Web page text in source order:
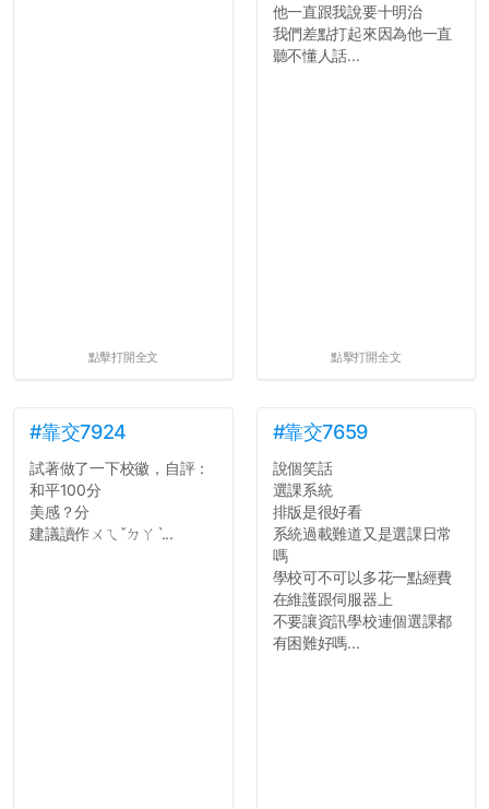
點擊打開全文
他一直跟我說要十明治
我們差點打起來因為他一直
聽不懂人話...
點擊打開全文
#靠交7924
試著做了一下校徽，自評：
和平100分
美感？分
建議讀作ㄨㄟˇㄉㄚˋ...
#靠交7659
說個笑話
選課系統
排版是很好看
系統過載難道又是選課日常
嗎
學校可不可以多花一點經費
在維護跟伺服器上
不要讓資訊學校連個選課都
有困難好嗎...